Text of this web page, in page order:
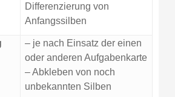
Differenzierung von
Anfangssilben
– je nach Einsatz der einen
oder anderen Aufgabenkarte
– Abkleben von noch
unbekannten Silben